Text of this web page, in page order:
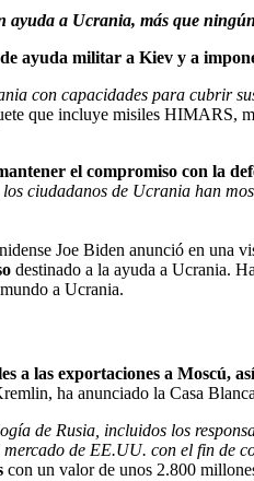
ayuda a Ucrania, más que
ayuda militar a Kiev y a
con capacidades para cubrir
que incluye misiles
el compromiso con la
ciudadanos de Ucrania han
Joe Biden anunció en una
destinado a la ayuda a Ucrania.
a Ucrania.
a las exportaciones a Moscú,
ha anunciado la Casa
de Rusia, incluidos los
de EE.UU. con el fin de
con un valor de unos 2.800